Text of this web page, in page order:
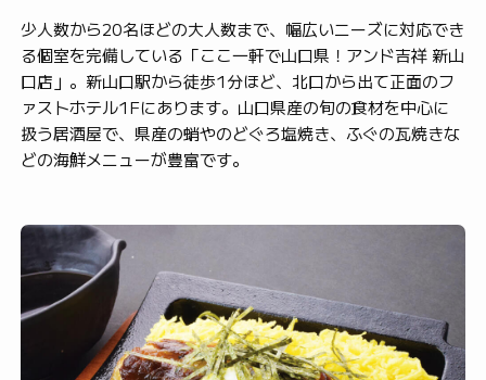
少人数から20名ほどの大人数まで、幅広いニーズに対応でき
る個室を完備している「ここ一軒で山口県！アンド吉祥 新山
口店」。新山口駅から徒歩1分ほど、北口から出て正面のフ
ァストホテル1Fにあります。山口県産の旬の食材を中心に
扱う居酒屋で、県産の蛸やのどぐろ塩焼き、ふぐの瓦焼きな
どの海鮮メニューが豊富です。